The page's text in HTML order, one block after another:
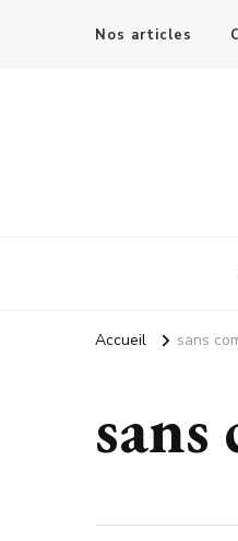
Nos articles
Accueil sans